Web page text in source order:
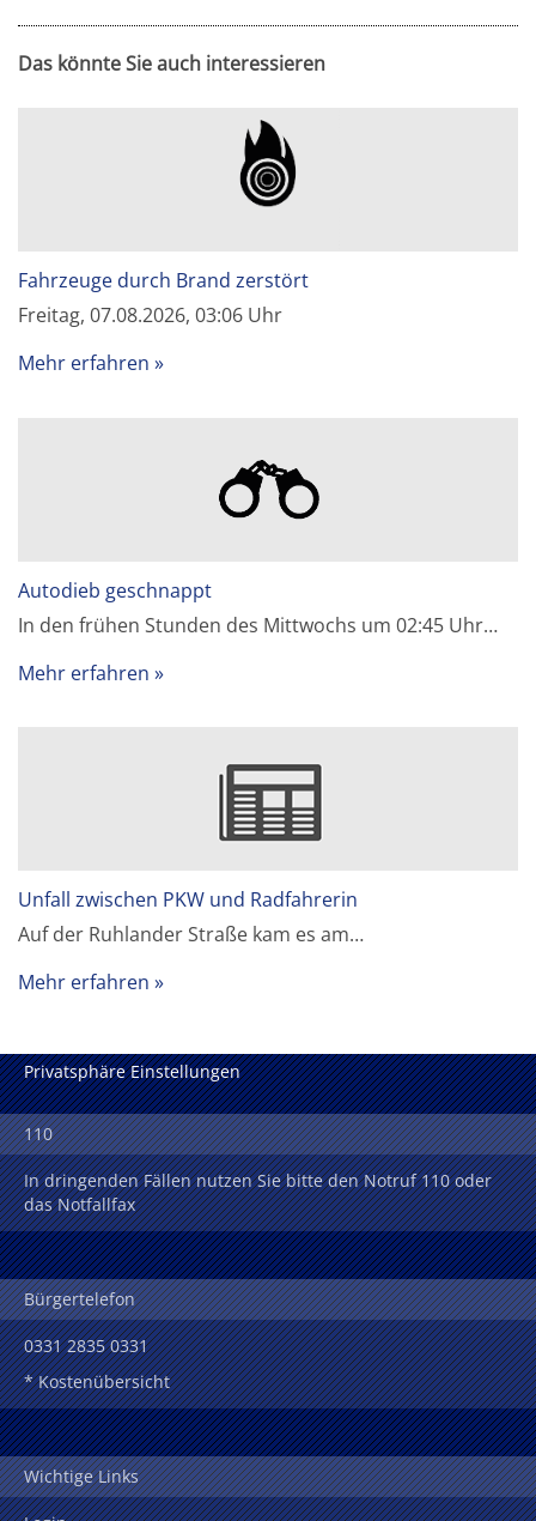
Das könnte Sie auch interessieren
Fahrzeuge durch Brand zerstört
Freitag, 07.08.2026, 03:06 Uhr
Mehr erfahren
Autodieb geschnappt
In den frühen Stunden des Mittwochs um 02:45 Uhr…
Mehr erfahren
Unfall zwischen PKW und Radfahrerin
Auf der Ruhlander Straße kam es am…
Mehr erfahren
Privatsphäre Einstellungen
110
In dringenden Fällen nutzen Sie bitte den Notruf 110 oder
das Notfallfax
Bürgertelefon
0331 2835 0331
* Kostenübersicht
Wichtige Links